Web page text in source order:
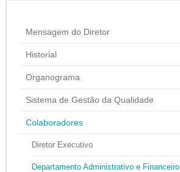
Mensagem do Diretor
Historial
Organograma
Sistema de Gestão da Qualidade
Colaboradores
Diretor Executivo
Departamento Administrativo e Financeiro